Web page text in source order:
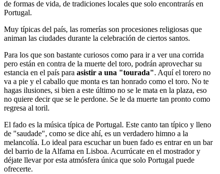
de formas de vida, de tradiciones locales que solo encontrarás en
Portugal.
Muy típicas del país, las romerías son procesiones religiosas que
animan las ciudades durante la celebración de ciertos santos.
Para los que son bastante curiosos como para ir a ver una corrida
pero están en contra de la muerte del toro, podrán aprovechar su
estancia en el país para asistir a una "tourada". Aquí el torero no
va a pie y el caballo que monta es tan honrado como el toro. No te
hagas ilusiones, si bien a este último no se le mata en la plaza, eso
no quiere decir que se le perdone. Se le da muerte tan pronto como
regresa al toril.
El fado es la música típica de Portugal. Este canto tan típico y lleno
de "saudade", como se dice ahí, es un verdadero himno a la
melancolía. Lo ideal para escuchar un buen fado es entrar en un bar
del barrio de la Alfama en Lisboa. Acurrúcate en el mostrador y
déjate llevar por esta atmósfera única que solo Portugal puede
ofrecerte.